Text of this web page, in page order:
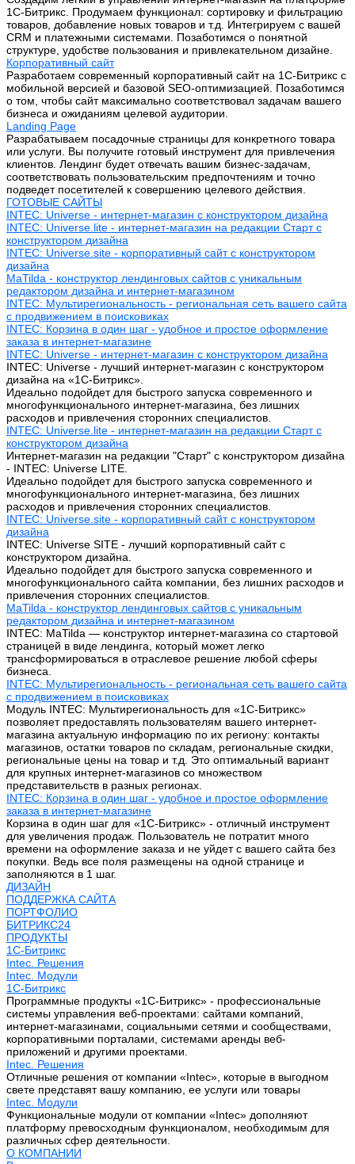
1С-Битрикс. Продумаем функционал: сортировку и фильтрацию
товаров, добавление новых товаров и т.д. Интегрируем с вашей
CRM и платежными системами. Позаботимся о понятной
структуре, удобстве пользования и привлекательном дизайне.
Корпоративный сайт
Разработаем современный корпоративный сайт на 1С-Битрикс с
мобильной версией и базовой SEO-оптимизацией. Позаботимся
о том, чтобы сайт максимально соответствовал задачам вашего
бизнеса и ожиданиям целевой аудитории.
Landing Page
Разрабатываем посадочные страницы для конкретного товара
или услуги. Вы получите готовый инструмент для привлечения
клиентов. Лендинг будет отвечать вашим бизнес-задачам,
соответствовать пользовательским предпочтениям и точно
подведет посетителей к совершению целевого действия.
ГОТОВЫЕ САЙТЫ
INTEC: Universe - интернет-магазин с конструктором дизайна
INTEC: Universe.lite - интернет-магазин на редакции Старт с
конструктором дизайна
INTEC: Universe.site - корпоративный сайт с конструктором
дизайна
MaTilda - конструктор лендинговых сайтов с уникальным
редактором дизайна и интернет-магазином
INTEC: Мультирегиональность - региональная сеть вашего сайта
с продвижением в поисковиках
INTEC: Корзина в один шаг - удобное и простое оформление
заказа в интернет-магазине
INTEC: Universe - интернет-магазин с конструктором дизайна
INTEC: Universe - лучший интернет-магазин с конструктором
дизайна на «1C-Битрикс».
Идеально подойдет для быстрого запуска современного и
многофункционального интернет-магазина, без лишних
расходов и привлечения сторонних специалистов.
INTEC: Universe.lite - интернет-магазин на редакции Старт с
конструктором дизайна
Интернет-магазин на редакции "Старт" с конструктором дизайна
- INTEC: Universe LITE.
Идеально подойдет для быстрого запуска современного и
многофункционального интернет-магазина, без лишних
расходов и привлечения сторонних специалистов.
INTEC: Universe.site - корпоративный сайт с конструктором
дизайна
INTEC: Universe SITE - лучший корпоративный сайт с
конструктором дизайна.
Идеально подойдет для быстрого запуска современного и
многофункционального сайта компании, без лишних расходов и
привлечения сторонних специалистов.
MaTilda - конструктор лендинговых сайтов с уникальным
редактором дизайна и интернет-магазином
INTEC: MaTilda — конструктор интернет-магазина со стартовой
страницей в виде лендинга, который может легко
трансформироваться в отраслевое решение любой сферы
бизнеса.
INTEC: Мультирегиональность - региональная сеть вашего сайта
с продвижением в поисковиках
Модуль INTEC: Мультирегиональность для «1С-Битрикс»
позволяет предоставлять пользователям вашего интернет-
магазина актуальную информацию по их региону: контакты
магазинов, остатки товаров по складам, региональные скидки,
региональные цены на товар и т.д. Это оптимальный вариант
для крупных интернет-магазинов со множеством
представительств в разных регионах.
INTEC: Корзина в один шаг - удобное и простое оформление
заказа в интернет-магазине
Корзина в один шаг для «1С-Битрикс» - отличный инструмент
для увеличения продаж. Пользователь не потратит много
времени на оформление заказа и не уйдет с вашего сайта без
покупки. Ведь все поля размещены на одной странице и
заполняются в 1 шаг.
ДИЗАЙН
ПОДДЕРЖКА САЙТА
ПОРТФОЛИО
БИТРИКС24
ПРОДУКТЫ
1С-Битрикс
Intec. Решения
Intec. Модули
1С-Битрикс
Программные продукты «1С-Битрикс» - профессиональные
системы управления веб-проектами: сайтами компаний,
интернет-магазинами, социальными сетями и сообществами,
корпоративными порталами, системами аренды веб-
приложений и другими проектами.
Intec. Решения
Отличные решения от компании «Intec», которые в выгодном
свете представят вашу компанию, ее услуги или товары
Intec. Модули
Функциональные модули от компании «Intec» дополняют
платформу превосходным функционалом, необходимым для
различных сфер деятельности.
О КОМПАНИИ